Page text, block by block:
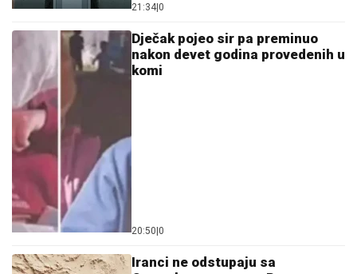
21:34 0
Dječak pojeo sir pa preminuo
nakon devet godina provedenih u
komi
20:50 0
Iranci ne odstupaju sa